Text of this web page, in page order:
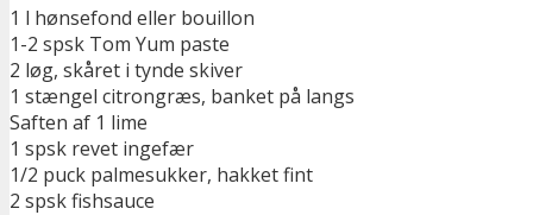
1 l hønsefond eller bouillon
1-2 spsk Tom Yum paste
2 løg, skåret i tynde skiver
1 stængel citrongræs, banket på langs
Saften af 1 lime
1 spsk revet ingefær
1/2 puck palmesukker, hakket fint
2 spsk fishsauce